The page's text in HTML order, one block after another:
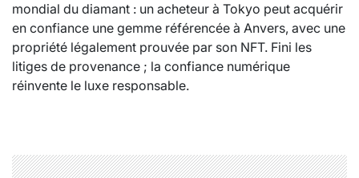
mondial du diamant : un acheteur à Tokyo peut acquérir
en confiance une gemme référencée à Anvers, avec une
propriété légalement prouvée par son NFT. Fini les
litiges de provenance ; la confiance numérique
réinvente le luxe responsable.